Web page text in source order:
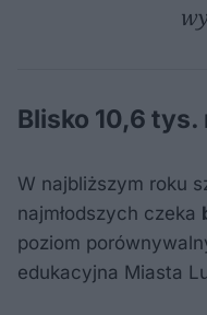
Blisko 10,6
W najbliższym roku
najmłodszych czeka
poziom
edukacyjna Miasta